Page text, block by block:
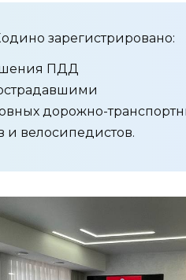
зарегистрировано:
ПДД
дорожно-
и велосипедистов.